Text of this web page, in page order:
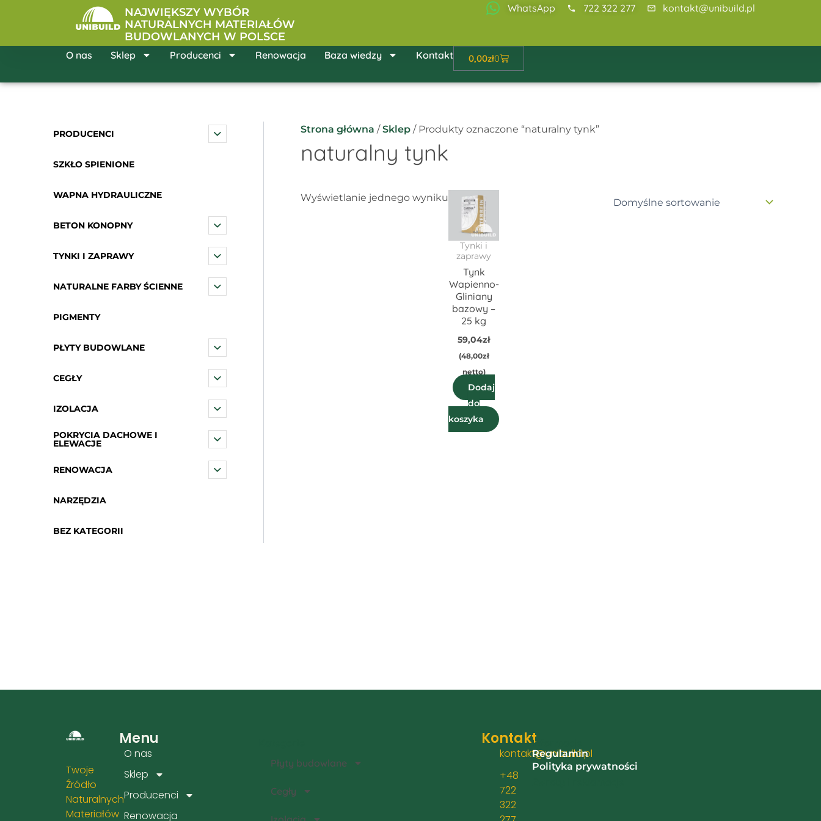
NAJWIĘKSZY WYBÓR
NATURALNYCH MATERIAŁÓW
BUDOWLANYCH W POLSCE
WhatsApp 722 322 277 kontakt@unibuild.pl
O nas Sklep Producenci Renowacja Baza wiedzy Kontakt 0,00zł0
Wózek
PRODUCENCI
SZKŁO SPIENIONE
WAPNA HYDRAULICZNE
BETON KONOPNY
TYNKI I ZAPRAWY
NATURALNE FARBY ŚCIENNE
PIGMENTY
PŁYTY BUDOWLANE
CEGŁY
IZOLACJA
POKRYCIA DACHOWE I
ELEWACJE
RENOWACJA
NARZĘDZIA
BEZ KATEGORII
Strona główna /Sklep / Produkty oznaczone “naturalny tynk”
naturalny tynk
Wyświetlanie jednego wyniku
Tynki i
zaprawy
Tynk
Wapienno-
Gliniany
bazowy –
25 kg
59,04zł
(48,00zł
netto)
Dodaj
do
koszyka
Twoje
Źródło
Naturalnych
Materiałów
Menu
O nas
Sklep
Producenci
Renowacja
Płyty budowlane
Cegły
Kontakt
kontakt@unibuild.pl
+48
722
322
Informacje
Regulamin
Polityka prywatności